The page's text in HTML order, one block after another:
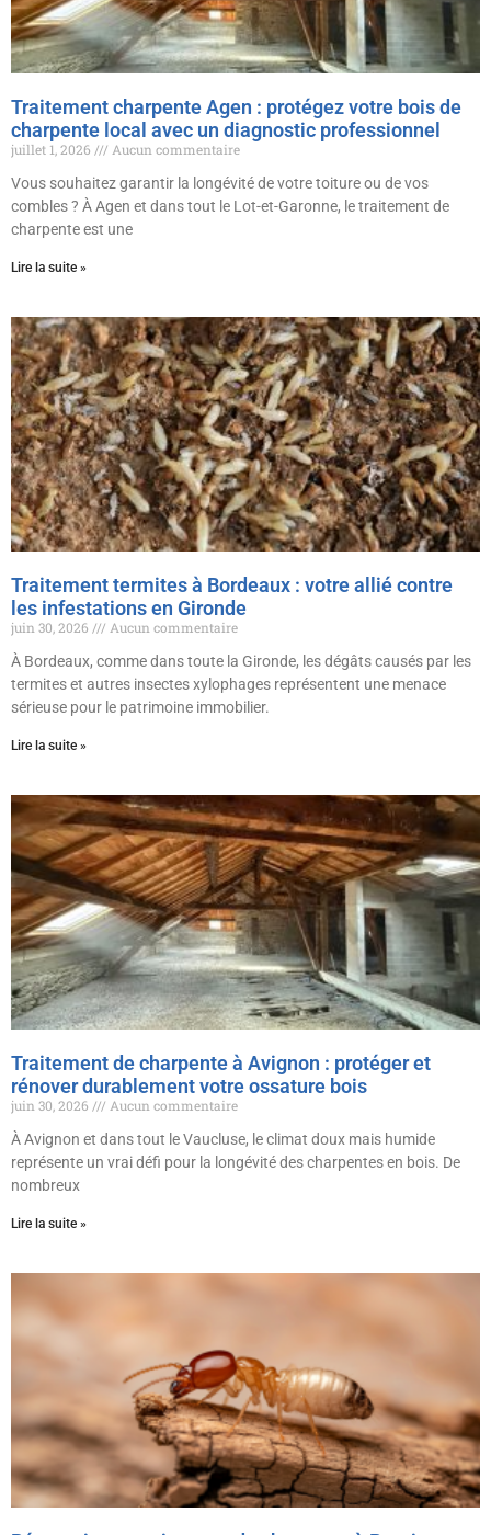
Traitement charpente Agen : protégez votre bois de
charpente local avec un diagnostic professionnel
juillet 1, 2026
Aucun commentaire
Vous souhaitez garantir la longévité de votre toiture ou de vos
combles ? À Agen et dans tout le Lot-et-Garonne, le traitement de
charpente est une
Lire la suite »
Traitement termites à Bordeaux : votre allié contre
les infestations en Gironde
juin 30, 2026
Aucun commentaire
À Bordeaux, comme dans toute la Gironde, les dégâts causés par les
termites et autres insectes xylophages représentent une menace
sérieuse pour le patrimoine immobilier.
Lire la suite »
Traitement de charpente à Avignon : protéger et
rénover durablement votre ossature bois
juin 30, 2026
Aucun commentaire
À Avignon et dans tout le Vaucluse, le climat doux mais humide
représente un vrai défi pour la longévité des charpentes en bois. De
nombreux
Lire la suite »